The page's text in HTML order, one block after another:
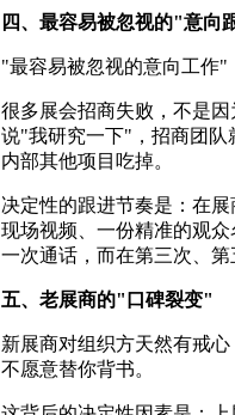
四、最容易被忽视的"意向
"最容易被忽视的意向工作"
很多展会招商失败，不是
说"我研究一下"，招商团
内部其他项目吃掉。
决定性的跟进节奏是：在
现场视频、一份精准的观
一次通话，而在第三次、
五、老展商的"口碑裂变"
新展商对组织方天然有戒
不愿意替你背书。